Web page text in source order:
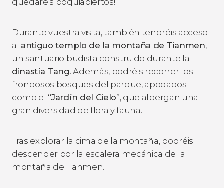
Durante vuestra visita, también tendréis acceso
al antiguo templo de la montaña de Tianmen,
un santuario budista construido durante la
dinastía Tang. Además, podréis recorrer los
frondosos bosques del parque, apodados
como el “Jardín del Cielo”, que albergan una
gran diversidad de flora y fauna.
Tras explorar la cima de la montaña, podréis
descender por la escalera mecánica de la
montaña de Tianmen.